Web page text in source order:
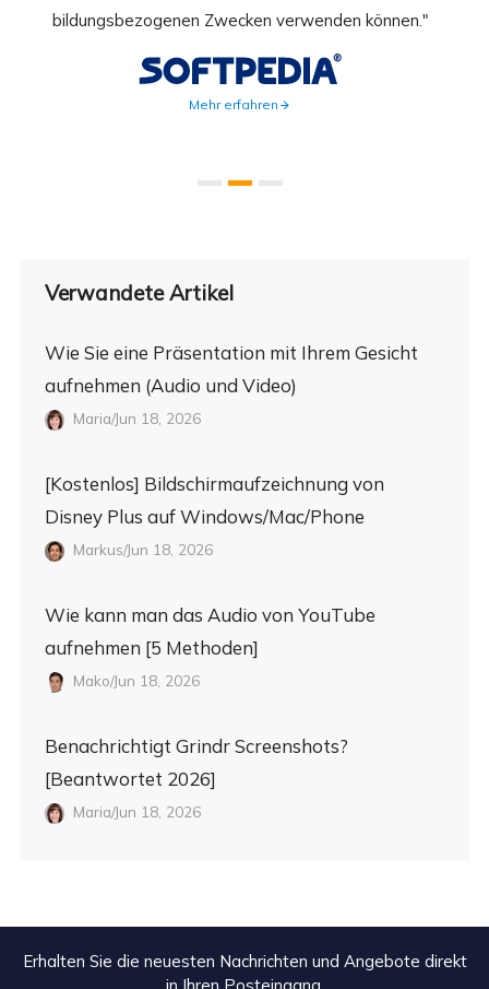
bildungsbezogenen Zwecken verwenden können."
Mehr erfahren
Verwandete Artikel
Wie Sie eine Präsentation mit Ihrem Gesicht
aufnehmen (Audio und Video)
Maria/Jun 18, 2026
[Kostenlos] Bildschirmaufzeichnung von
Disney Plus auf Windows/Mac/Phone
Markus/Jun 18, 2026
Wie kann man das Audio von YouTube
aufnehmen [5 Methoden]
Mako/Jun 18, 2026
Benachrichtigt Grindr Screenshots?
[Beantwortet 2026]
Maria/Jun 18, 2026
Erhalten Sie die neuesten Nachrichten und Angebote direkt
in Ihren Posteingang.
+3